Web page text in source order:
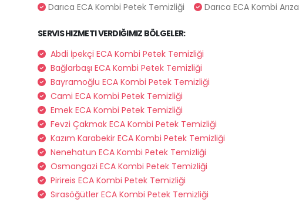
Darıca ECA Kombi Petek Temizliği
Darıca ECA Kombi Arıza
SERVIS HIZMETI VERDIĞIMIZ BÖLGELER:
Abdi İpekçi ECA Kombi Petek Temizliği
Bağlarbaşı ECA Kombi Petek Temizliği
Bayramoğlu ECA Kombi Petek Temizliği
Cami ECA Kombi Petek Temizliği
Emek ECA Kombi Petek Temizliği
Fevzi Çakmak ECA Kombi Petek Temizliği
Kazım Karabekir ECA Kombi Petek Temizliği
Nenehatun ECA Kombi Petek Temizliği
Osmangazi ECA Kombi Petek Temizliği
Pirireis ECA Kombi Petek Temizliği
Sırasöğütler ECA Kombi Petek Temizliği